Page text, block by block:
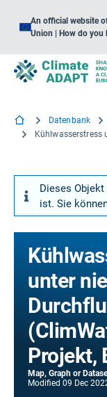
An official website
Union | How do you
Datenbank
Dieses
ist. Sie
unter
Projekt,
Map, Graph or
Modified 09 Dec